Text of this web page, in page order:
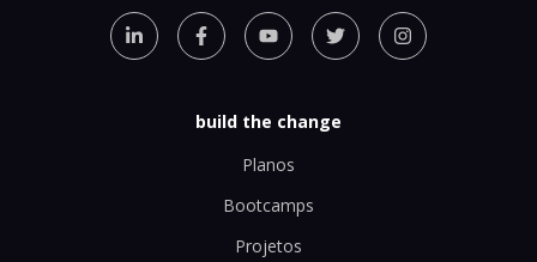
build the change
Planos
Bootcamps
Projetos